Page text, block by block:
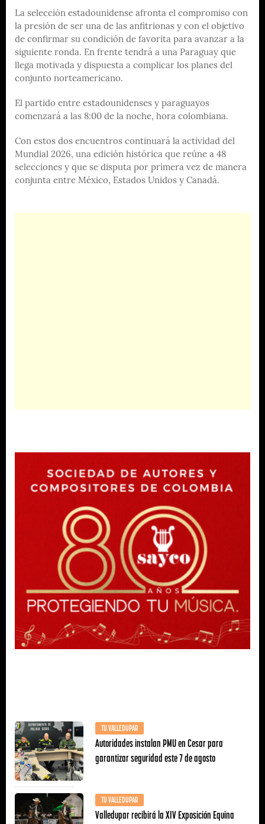
La selección estadounidense afronta el compromiso con
la presión de ser una de las anfitrionas y con el objetivo
de confirmar su condición de favorita para avanzar a la
siguiente ronda. En frente tendrá a una Paraguay que
llega motivada y dispuesta a complicar los planes del
conjunto norteamericano.
El partido entre estadounidenses y paraguayos
comenzará a las 8:00 de la noche, hora colombiana.
Con estos dos encuentros continuará la actividad del
Mundial 2026, una edición histórica que reúne a 48
selecciones y que se disputa por primera vez de manera
conjunta entre México, Estados Unidos y Canadá.
TU VALLEDUPAR
Autoridades instalan PMU en Cesar para
garantizar seguridad este 7 de agosto
TU VALLEDUPAR
Valledupar recibirá la XIV Exposición Equina